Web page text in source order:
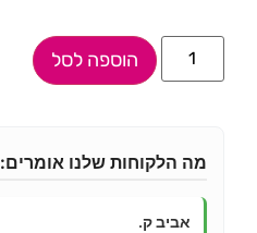
הוספה לסל
מה הלקוחות שלנו אומרים:
אביב ק.